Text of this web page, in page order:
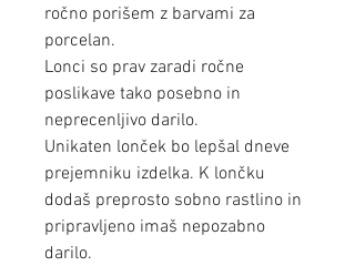
ročno porišem z barvami za
porcelan.
Lonci so prav zaradi ročne
poslikave tako posebno in
neprecenljivo darilo.
Unikaten lonček bo lepšal dneve
prejemniku izdelka. K lončku
dodaš preprosto sobno rastlino in
pripravljeno imaš nepozabno
darilo.